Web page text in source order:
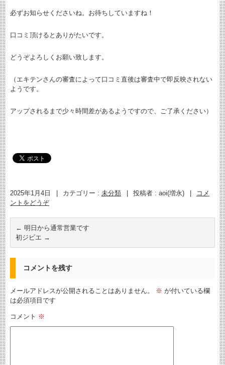
必ずお知らせくださいね。お待ちしていますね！
口コミ頂けるとありがたいです。
どうぞよろしくお願い致します。
（エキテンさんの審査によって口コミ直後は審査中で即反映されない
ようです。
アップされるまで少々時間差があるようですので、ご了承ください）
2025年1月4日 カテゴリー : 未分類 投稿者 : aoi(増永)
コメ
ントをどうぞ
← 明日から通常営業です
初ジビエ →
コメントを残す
メールアドレスが公開されることはありません。 ※ が付いている欄
は必須項目です
コメント ※